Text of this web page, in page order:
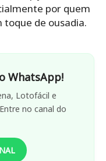
por quem
de ousadia.
WhatsApp!
Lotofácil e
no canal do